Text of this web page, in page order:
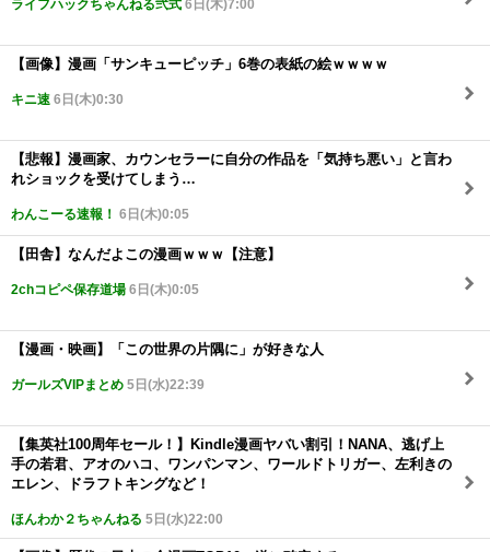
ライフハックちゃんねる弐式 6日(木)7:00
【画像】漫画「サンキューピッチ」6巻の表紙の絵ｗｗｗｗ
キニ速 6日(木)0:30
【悲報】漫画家、カウンセラーに自分の作品を「気持ち悪い」と言わ
れショックを受けてしまう…
わんこーる速報！ 6日(木)0:05
【田舎】なんだよこの漫画ｗｗｗ【注意】
2chコピペ保存道場 6日(木)0:05
【漫画・映画】「この世界の片隅に」が好きな人
ガールズVIPまとめ 5日(水)22:39
【集英社100周年セール！】Kindle漫画ヤバい割引！NANA、逃げ上
手の若君、アオのハコ、ワンパンマン、ワールドトリガー、左利きの
エレン、ドラフトキングなど！
ほんわか２ちゃんねる 5日(水)22:00